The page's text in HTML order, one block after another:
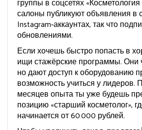
группы в соцсетях
салоны публикуют объявления в
Instagram‑аккаунтах, так что
обновлениями.
Если хочешь быстро попасть в
ищи стажёрские программы. Они
но дают доступ к оборудованию
возможность учиться у лидеров.
месяцев опыта ты уже будешь
позицию «старший косметолог»,
начинается от 60 000 рублей.